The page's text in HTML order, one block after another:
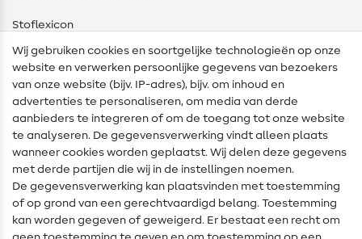
Stoflexicon
Naailexicon
Gratis Naaipatronen
Hulp & contact
Contact
Wijziging van eigenaar
FAQ
Herroepingsrecht
Wij gebruiken cookies en soortgelijke technologieën op onze
website en verwerken persoonlijke gegevens van bezoekers
van onze website (bijv. IP-adres), bijv. om inhoud en
advertenties te personaliseren, om media van derde
aanbieders te integreren of om de toegang tot onze website
te analyseren. De gegevensverwerking vindt alleen plaats
wanneer cookies worden geplaatst. Wij delen deze gegevens
met derde partijen die wij in de instellingen noemen.
De gegevensverwerking kan plaatsvinden met toestemming
of op grond van een gerechtvaardigd belang. Toestemming
kan worden gegeven of geweigerd. Er bestaat een recht om